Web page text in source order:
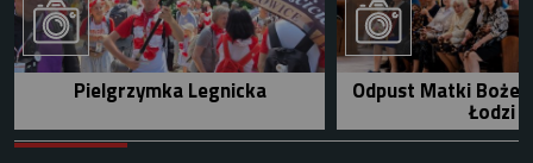
Pielgrzymka Legnicka Odpust Matki Bożej
Łodzi